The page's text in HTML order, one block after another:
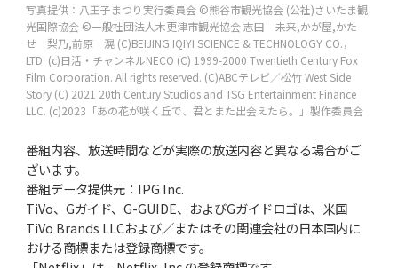
写真提供：八王子まつり実行委員会 ©熊谷市観光協会 (公社)さいたま観
光国際協会 ©一般社団法人木更津市観光協会志田 未来,かが屋,かた
せ 梨乃,前原 滉 (C)BEIJING IQIYI SCIENCE & TECHNOLOGY CO.，
LTD. (c)日活・チャンネルNECO (C) 1999-2000 Twentieth Century Fox
Film Corporation. All rights reserved. (C)ABCテレビ／松竹West Side
Story (C) 2021 20th Century Studios and TSG Entertainment Finance
LLC. (c)2023「あの花が咲く丘で、君とまた出会えたら。」製作委員会
番組内容、放送時間などが実際の放送内容と異なる場合がご
ざいます。
番組データ提供元：IPG Inc.
TiVo、Gガイド、G-GUIDE、およびGガイドロゴは、米国
TiVo Brands LLCおよび／またはその関連会社の日本国内に
おける商標または登録商標です。